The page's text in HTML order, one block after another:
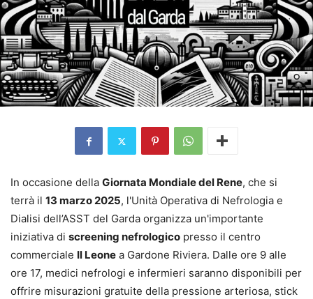
In occasione della Giornata Mondiale del Rene, che si
terrà il 13 marzo 2025, l'Unità Operativa di Nefrologia e
Dialisi dell’ASST del Garda organizza un'importante
iniziativa di screening nefrologico presso il centro
commerciale Il Leone a Gardone Riviera. Dalle ore 9 alle
ore 17, medici nefrologi e infermieri saranno disponibili per
offrire misurazioni gratuite della pressione arteriosa, stick